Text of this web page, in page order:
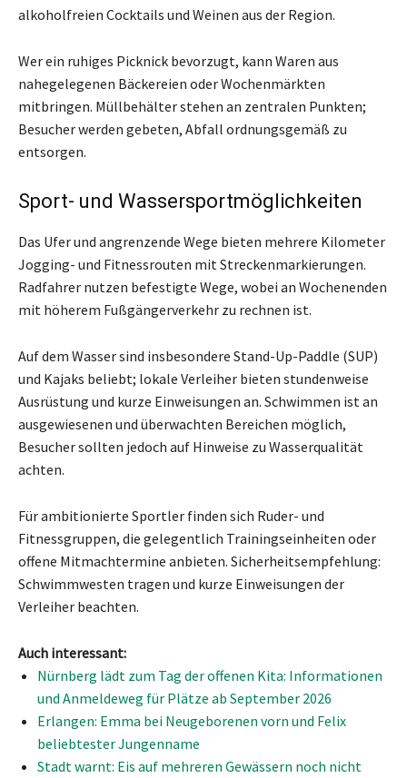
alkoholfreien Cocktails und Weinen aus der Region.
Wer ein ruhiges Picknick bevorzugt, kann Waren aus
nahegelegenen Bäckereien oder Wochenmärkten
mitbringen. Müllbehälter stehen an zentralen Punkten;
Besucher werden gebeten, Abfall ordnungsgemäß zu
entsorgen.
Sport- und Wassersportmöglichkeiten
Das Ufer und angrenzende Wege bieten mehrere Kilometer
Jogging- und Fitnessrouten mit Streckenmarkierungen.
Radfahrer nutzen befestigte Wege, wobei an Wochenenden
mit höherem Fußgängerverkehr zu rechnen ist.
Auf dem Wasser sind insbesondere Stand-Up-Paddle (SUP)
und Kajaks beliebt; lokale Verleiher bieten stundenweise
Ausrüstung und kurze Einweisungen an. Schwimmen ist an
ausgewiesenen und überwachten Bereichen möglich,
Besucher sollten jedoch auf Hinweise zu Wasserqualität
achten.
Für ambitionierte Sportler finden sich Ruder- und
Fitnessgruppen, die gelegentlich Trainingseinheiten oder
offene Mitmachtermine anbieten. Sicherheitsempfehlung:
Schwimmwesten tragen und kurze Einweisungen der
Verleiher beachten.
Auch interessant:
Nürnberg lädt zum Tag der offenen Kita: Informationen
und Anmeldeweg für Plätze ab September 2026
Erlangen: Emma bei Neugeborenen vorn und Felix
beliebtester Jungenname
Stadt warnt: Eis auf mehreren Gewässern noch nicht